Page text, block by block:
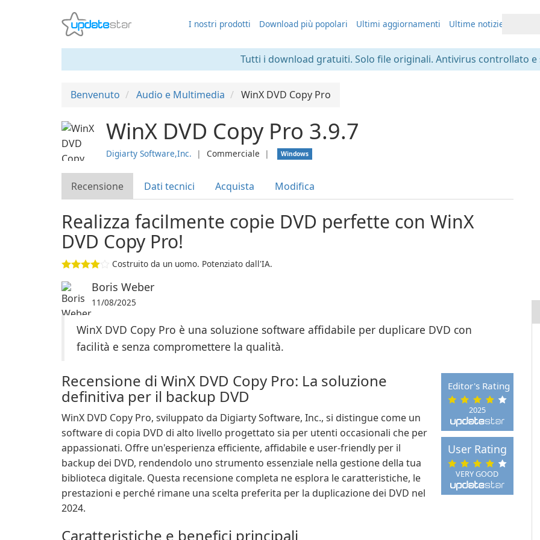
I nostri prodotti Download più popolari Ultimi aggiornamenti Ultime notizie
Tutti i download gratuiti. Solo file originali. Antivirus controllato e
Benvenuto Audio e Multimedia WinX DVD Copy Pro
WinX DVD Copy Pro 3.9.7
Digiarty Software,Inc. ❘ Commerciale ❘ Windows
Recensione Dati tecnici Acquista Modifica
Realizza facilmente copie DVD perfette con WinX
DVD Copy Pro!
Costruito da un uomo. Potenziato dall'IA.
Boris Weber
11/08/2025
WinX DVD Copy Pro è una soluzione software affidabile per duplicare DVD con
facilità e senza compromettere la qualità.
2025
Editor's Rating
VERY GOOD
User Rating
Recensione di WinX DVD Copy Pro: La soluzione
definitiva per il backup DVD
WinX DVD Copy Pro, sviluppato da Digiarty Software, Inc., si distingue come un
software di copia DVD di alto livello progettato sia per utenti occasionali che per
appassionati. Offre un'esperienza efficiente, affidabile e user-friendly per il
backup dei DVD, rendendolo uno strumento essenziale nella gestione della tua
biblioteca digitale. Questa recensione completa ne esplora le caratteristiche, le
prestazioni e perché rimane una scelta preferita per la duplicazione dei DVD nel
2024.
Caratteristiche e benefici principali